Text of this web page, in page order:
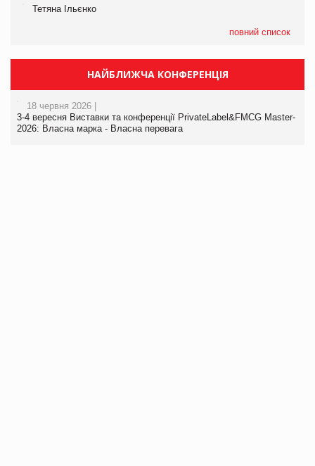
Тетяна Ільєнко
повний список
НАЙБЛИЖЧА КОНФЕРЕНЦІЯ
18 червня 2026 |
3-4 вересня Виставки та конференції PrivateLabel&FMCG Master-
2026: Власна марка - Власна перевага